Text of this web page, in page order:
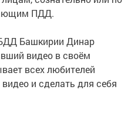
ПДД.
Башкирии Динар
видео в своём
всех любителей
и сделать для себя